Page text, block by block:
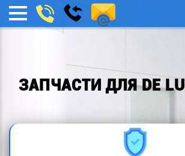
МЕНЮ
звонок
ЗАПЧАСТИ ДЛЯ DE